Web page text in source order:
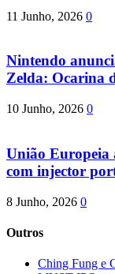
11 Junho, 2026 0
Nintendo
Zelda: Ocarina
10 Junho, 2026 0
União Europeia
com injector
8 Junho, 2026 0
Outros
Ching Fung e